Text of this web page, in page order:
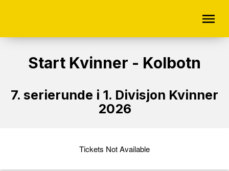
Start Kvinner - Kolbotn
7. serierunde i 1. Divisjon Kvinner
2026
Tickets Not Available